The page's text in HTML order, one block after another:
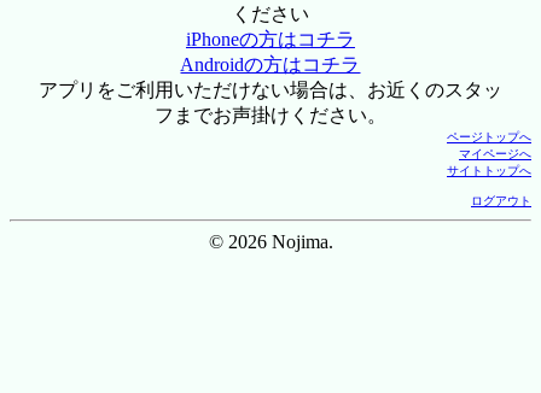
ください
iPhoneの方はコチラ
Androidの方はコチラ
アプリをご利用いただけない場合は、お近くのスタッ
フまでお声掛けください。
ページトップへ
マイページへ
サイトトップへ
ログアウト
© 2026 Nojima.